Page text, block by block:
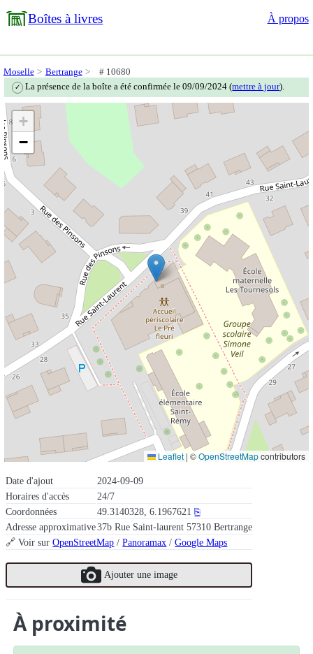
Boîtes à livres À propos
Moselle Bertrange # 10680
✓ La présence de la boîte a été confirmée le 09/09/2024 (mettre à jour).
Date d'ajout
2024-09-09
Horaires d'accès
24/7
Coordonnées
49.3140328, 6.1967621 ⎘
Adresse approximative37b Rue Saint-laurent 57310 Bertrange
🔗 Voir surOpenStreetMap /Panoramax /Google Maps
Ajouter une image
+
−
Leaflet | ©OpenStreetMapcontributors
À proximité